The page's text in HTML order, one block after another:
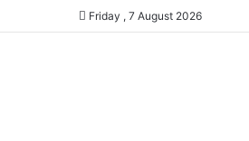
Friday , 7 August 2026